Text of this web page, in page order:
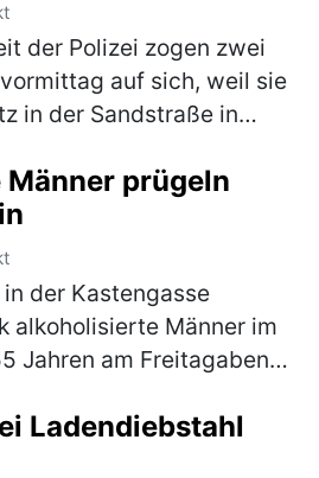
der Polizei zogen zwei
auf sich, weil sie
in der Sandstraße in
schnell, …(mehr)
prügeln
der Kastengasse
alkoholisierte Männer im
Jahren am Freitagabend
ein…(mehr)
Ladendiebstahl